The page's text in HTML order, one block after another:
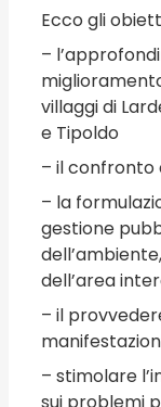
Ecco gli
–
villaggi di
e Tipoldo
– il confronto
– la
gestione
dell’area
– il
– stimolare